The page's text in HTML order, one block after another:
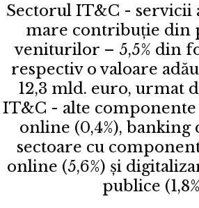
Sectorul IT&C - servicii
mare contribuție din
veniturilor – 5,5% din
respectiv o valoare
12,3 mld. euro, urmat
IT&C - alte componente
online (0,4%), banking
sectoare cu
online (5,6%) și
publice